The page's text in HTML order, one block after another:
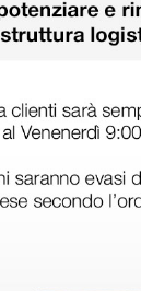
UPP-110HG -
lucida